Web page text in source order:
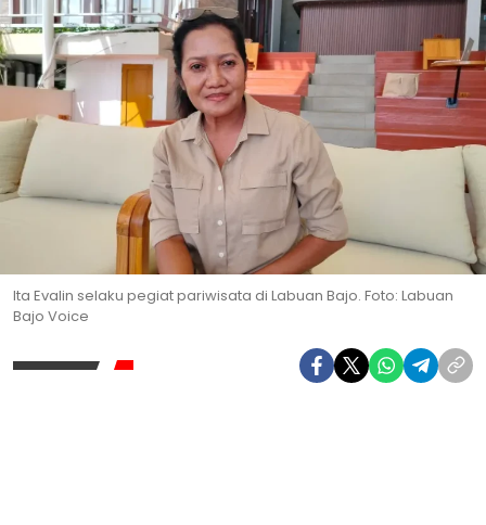
Ita Evalin selaku pegiat pariwisata di Labuan Bajo. Foto: Labuan
Bajo Voice